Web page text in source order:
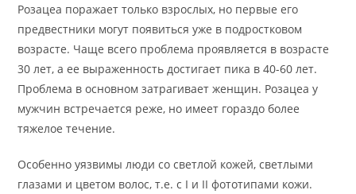
Розацеа поражает только взрослых, но первые его
предвестники могут появиться уже в подростковом
возрасте. Чаще всего проблема проявляется в возрасте
30 лет, а ее выраженность достигает пика в 40-60 лет.
Проблема в основном затрагивает женщин. Розацеа у
мужчин встречается реже, но имеет гораздо более
тяжелое течение.
Особенно уязвимы люди со светлой кожей, светлыми
глазами и цветом волос, т.е. с I и II фототипами кожи.